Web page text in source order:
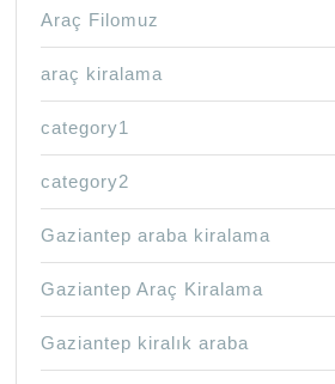
Araç Filomuz
araç kiralama
category1
category2
Gaziantep araba kiralama
Gaziantep Araç Kiralama
Gaziantep kiralık araba